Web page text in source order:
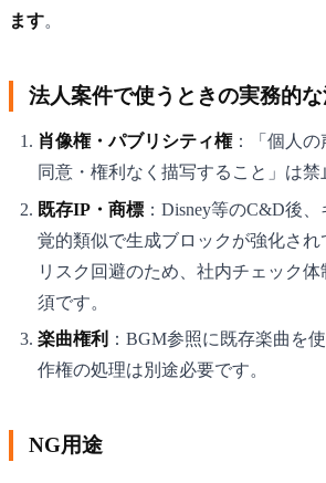
ます。
法人案件で使うときの実務的
肖像権・パブリシティ権：「個人の
同意・権利なく描写すること」は禁
既存IP・商標：Disney等のC&D後
覚的類似で生成ブロックが強化され
リスク回避のため、社内チェック
須です。
楽曲権利 ：BGM参照に既存楽曲を
作権の処理は別途必要です。
NG用途